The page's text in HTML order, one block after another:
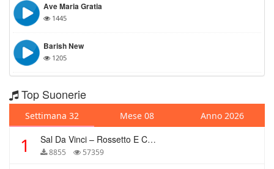
Ave Maria Gratia
1445
Barish New
1205
Top Suonerie
Settimana 32 Mese 08 Anno 2026
1 Sal Da Vinci – Rossetto E Caffè
8855 57359